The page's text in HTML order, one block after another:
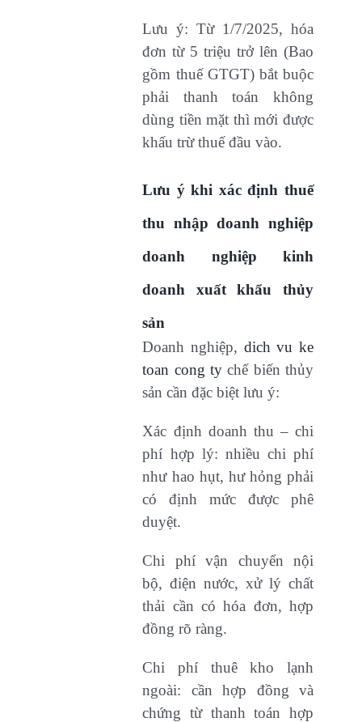
Lưu ý: Từ 1/7/2025, hóa
đơn từ 5 triệu trở lên (Bao
gồm thuế GTGT) bắt buộc
phải thanh toán không
dùng tiền mặt thì mới được
khấu trừ thuế đầu vào.
Lưu ý khi xác định thuế
thu nhập doanh nghiệp
doanh nghiệp kinh
doanh xuất khẩu thủy
sản
Doanh nghiệp, dich vu ke
toan cong ty chế biến thủy
sản cần đặc biệt lưu ý:
Xác định doanh thu – chi
phí hợp lý: nhiều chi phí
như hao hụt, hư hỏng phải
có định mức được phê
duyệt.
Chi phí vận chuyển nội
bộ, điện nước, xử lý chất
thải cần có hóa đơn, hợp
đồng rõ ràng.
Chi phí thuê kho lạnh
ngoài: cần hợp đồng và
chứng từ thanh toán hợp